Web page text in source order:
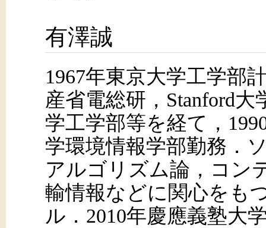
有澤誠
1967年東京大学工学部
産省電総研，Stanford
学工学部等を経て，
学環境情報学部勤務．
アルゴリズム論，コン
輸情報などに関心をも
ル．2010年慶應義塾大